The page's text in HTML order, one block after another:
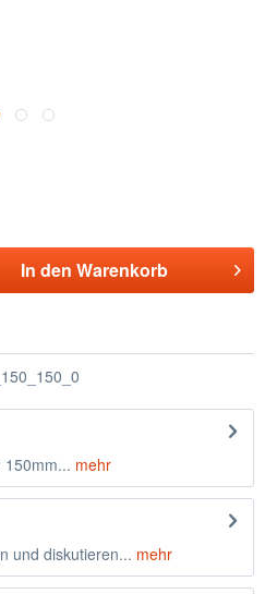
In den Warenkorb
150mm... mehr
und diskutieren... mehr